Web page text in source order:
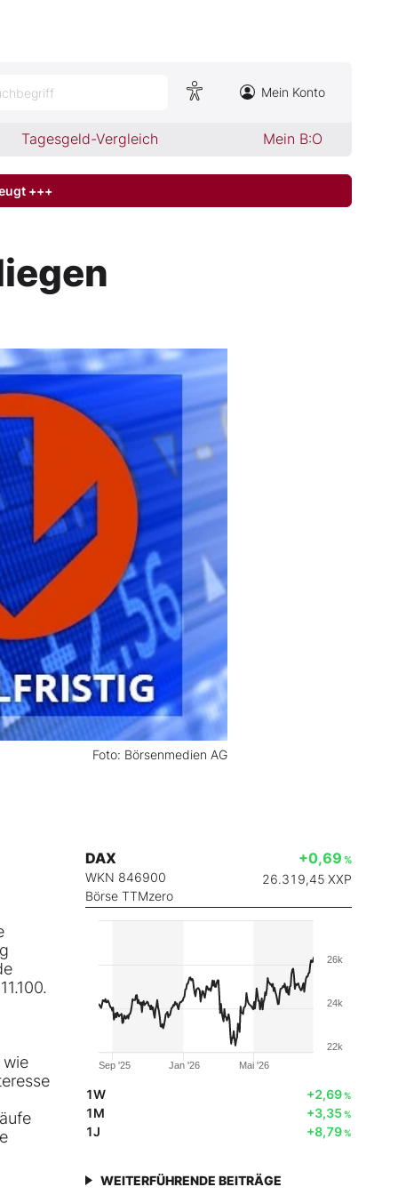
Mein Konto
Tagesgeld-Vergleich Mein B:O
+++
Foto: Börsenmedien AG
wie
DAX
WKN 846900
Börse TTMzero
+0,69 %
26.319,45 XXP
Jan '26
Sep '25 Mai '26
22k
24k
26k
1W +2,69%
1M +3,35%
1J +8,79%
WEITERFÜHRENDE BEITRÄGE